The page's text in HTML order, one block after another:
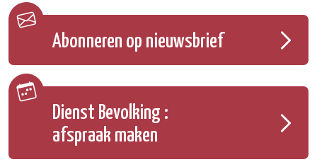
Abonneren op nieuwsbrief
Dienst Bevolking :
afspraak maken